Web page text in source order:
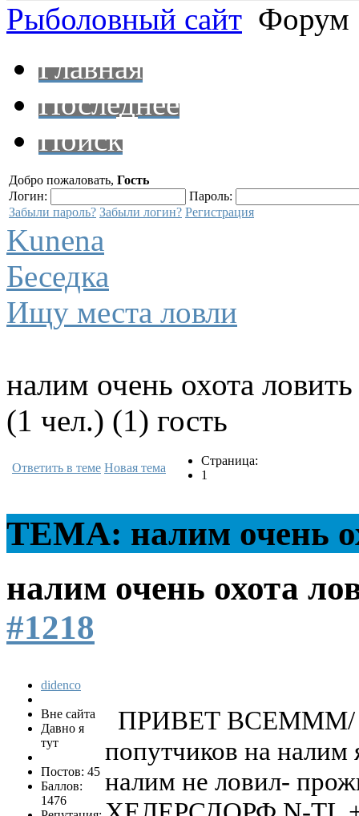
Рыболовный сайт Форум
Главная
Последнее
Поиск
Добро пожаловать, Гость
Логин:
Пароль:
Забыли пароль? Забыли логин? Регистрация
Kunena
Беседка
Ищу места ловли
налим очень охота ловить
(1 чел.) (1) гость
Ответить в теме Новая тема
Страница:
1
ТЕМА: налим очень
налим очень охота
#1218
didenco
Вне сайта
Давно я
тут
Постов: 45
Баллов:
1476
ПРИВЕТ ВСЕМММ/
попутчиков на налим
налим не ловил-